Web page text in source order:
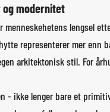
og modernitet
lengsel
representerer mer enn
arkitektonisk stil. For
- ikke lenger bare et